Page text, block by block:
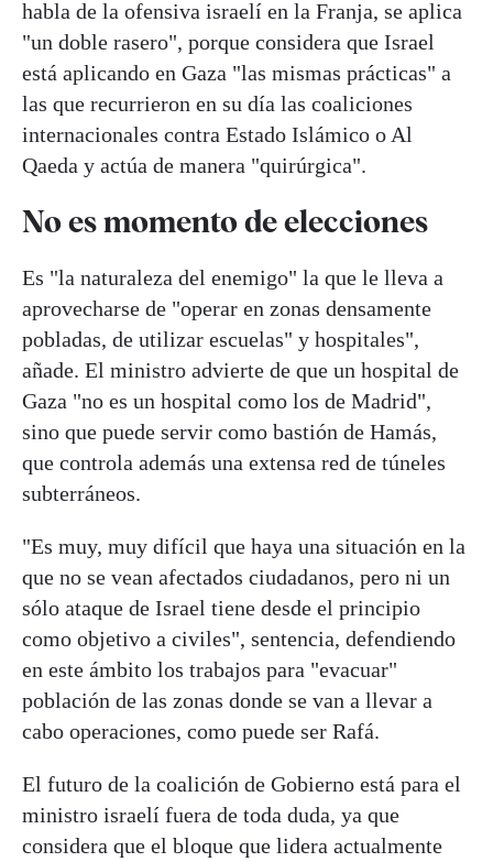
habla de la ofensiva israelí en la Franja, se aplica
"un doble rasero", porque considera que Israel
está aplicando en Gaza "las mismas prácticas" a
las que recurrieron en su día las coaliciones
internacionales contra Estado Islámico o Al
Qaeda y actúa de manera "quirúrgica".
No es momento de elecciones
Es "la naturaleza del enemigo" la que le lleva a
aprovecharse de "operar en zonas densamente
pobladas, de utilizar escuelas" y hospitales",
añade. El ministro advierte de que un hospital de
Gaza "no es un hospital como los de Madrid",
sino que puede servir como bastión de Hamás,
que controla además una extensa red de túneles
subterráneos.
"Es muy, muy difícil que haya una situación en la
que no se vean afectados ciudadanos, pero ni un
sólo ataque de Israel tiene desde el principio
como objetivo a civiles", sentencia, defendiendo
en este ámbito los trabajos para "evacuar"
población de las zonas donde se van a llevar a
cabo operaciones, como puede ser Rafá.
El futuro de la coalición de Gobierno está para el
ministro israelí fuera de toda duda, ya que
considera que el bloque que lidera actualmente